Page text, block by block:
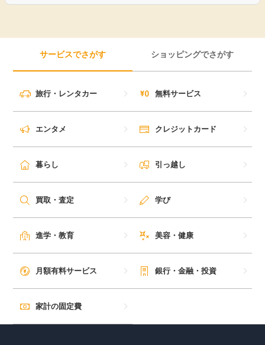
サービスでさがす ショッピングでさがす
旅行・レンタカー 無料サービス
エンタメ クレジットカード
暮らし 引っ越し
買取・査定 学び
進学・教育 美容・健康
月額有料サービス 銀行・金融・投資
家計の固定費